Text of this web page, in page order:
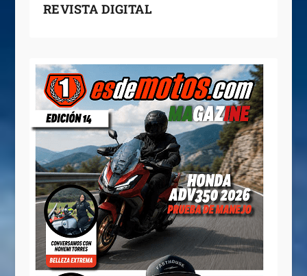
REVISTA DIGITAL